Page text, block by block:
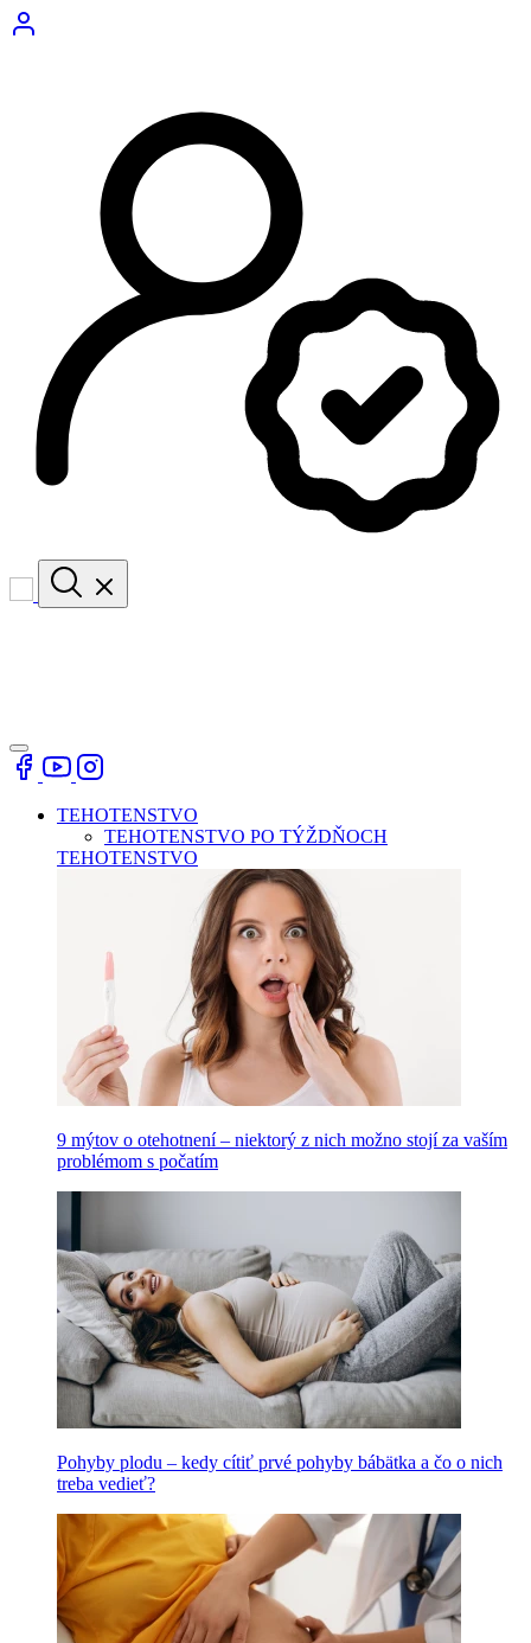
TEHOTENSTVO
TEHOTENSTVO PO TÝŽDŇOCH
TEHOTENSTVO
9 mýtov o otehotnení – niektorý z nich možno stojí za vaším
problémom s počatím
Pohyby plodu – kedy cítiť prvé pohyby bábätka a čo o nich
treba vedieť?